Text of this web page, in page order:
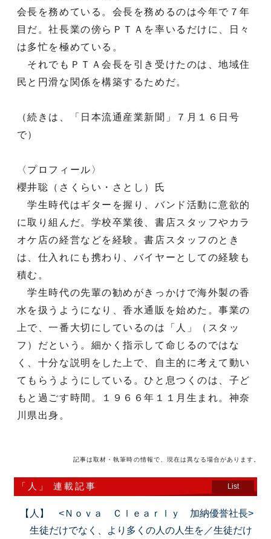
会長を務めている。会長を務めるのは今年で７年
目だ。社長業の傍らＰＴＡを率いるだけに、日々
は多忙を極めている。
それでもＰＴＡ会長を引き受けたのは、地域住
民と円滑な関係を構築するためだ。
（続きは、「日本流通産業新聞」７月１６日号
で）
〈プロフィール〉
櫻井聡（さくらい・さとし）氏
学生時代はギターを握り、バンド活動に意欲的
に取り組んだ。学校卒業後、書店スタッフやカラ
オケ店の経営などを経験。書店スタッフのとき
は、仕入れにも携わり、バイヤーとしての経験も
積む。
学生時代の先輩の勧めがきっかけで海外製の香
水を扱うようになり、香水通販を始めた。事業の
上で、一番大切にしているのは「人」（スタッ
フ）だという。細かく指示して命じるのではな
く、十分な説明をした上で、自主的に考えて動い
てもらうようにしている。ひと息つくのは、子ど
もと過ごす時間。１９６６年１１月生まれ。神奈
川県出身。
記事は取材・執筆時の情報で、現在は異なる場合があります。
「人」 連載記事 List
【人】 <Ｎｏｖａ Ｃｌｅａｒｌｙ 加納優誉社長>
生徒だけでなく、より多くの人の人生を／生徒だけ